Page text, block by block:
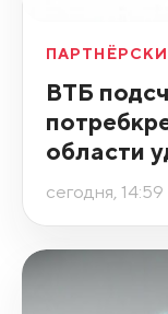
ВТБ
области
сегодня, 14:59